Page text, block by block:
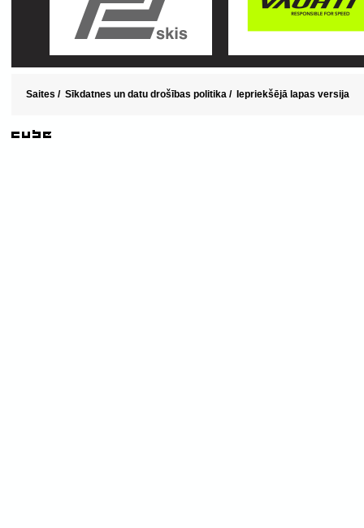
Saites / Sīkdatnes un datu drošības politika / Iepriekšējā lapas versija